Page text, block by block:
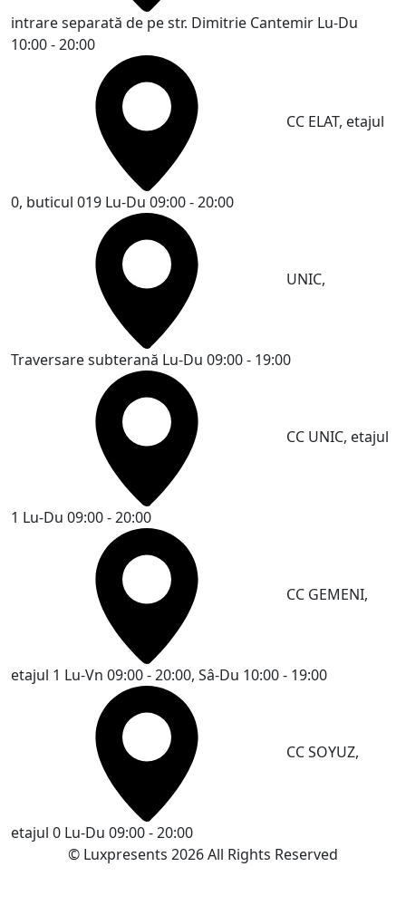
intrare separată de pe str. Dimitrie Cantemir Lu-Du
10:00 - 20:00
CC ELAT, etajul
0, buticul 019 Lu-Du 09:00 - 20:00
UNIC,
Traversare subterană Lu-Du 09:00 - 19:00
CC UNIC, etajul
1 Lu-Du 09:00 - 20:00
CC GEMENI,
etajul 1 Lu-Vn 09:00 - 20:00, Sâ-Du 10:00 - 19:00
CC SOYUZ,
etajul 0 Lu-Du 09:00 - 20:00
© Luxpresents 2026 All Rights Reserved